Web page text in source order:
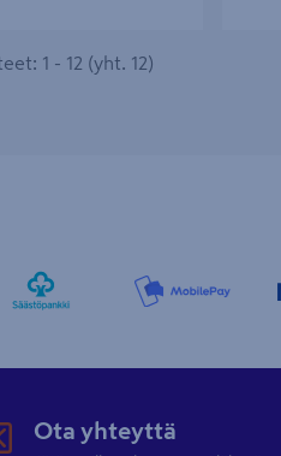
1 - 12 (yht. 12)
Ota yhteyttä